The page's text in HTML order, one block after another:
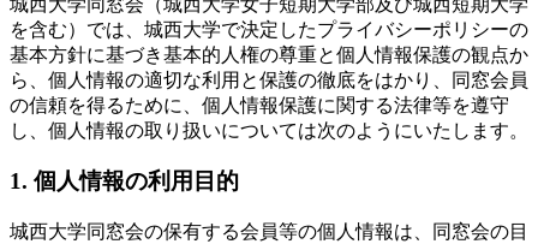
を含む）では、城西大学で決定したプライバシーポリシーの
基本方針に基づき基本的人権の尊重と個人情報保護の観点か
ら、個人情報の適切な利用と保護の徹底をはかり、同窓会員
の信頼を得るために、個人情報保護に関する法律等を遵守
し、個人情報の取り扱いについては次のようにいたします。
1. 個人情報の利用目的
城西大学同窓会の保有する会員等の個人情報は、同窓会の目